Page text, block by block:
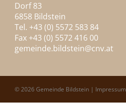
Dorf 83
6858 Bildstein
Tel. +43 (0) 5572 583 84
Fax +43 (0) 5572 416 00
gemeinde.bildstein@cnv.at
© 2026 Gemeinde Bildstein | Impressum